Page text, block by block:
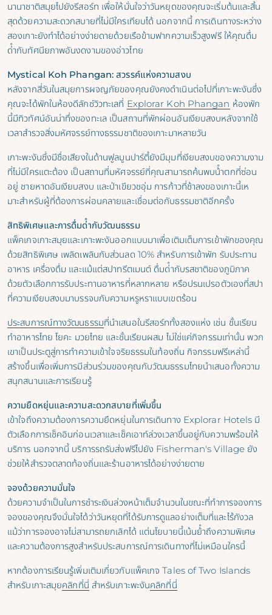
นานาชาติสมุยไปยังรีสอร์ท เพื่อให้มั่นใจว่าวันหยุดของคุณจะเริ่มต้นและสิ้น
สุดด้วยความสะดวกสบายที่ไม่มีใครเทียบได้ นอกจากนี้ การเดินทางระหว่าง
สองเกาะยังทําได้อย่างง่ายดายด้วยเรือข้ามฟากความเร็วสูงฟรี ให้คุณดื่ม
ด่ํากับทัศนียภาพอันงดงามของอ่าวไทย
Mystical Koh Phangan: สวรรค์แห่งความสงบ
หลังจากสี่วันในสมุยการผจญภัยของคุณยังคงดําเนินต่อไปที่เกาะพะงันซึ่ง
คุณจะได้พักในห้องดีลักซ์วิวทะเลที่ Explorar Koh Phangan ห้องพัก
นี้มีทิวทัศน์อันน่าทึ่งของทะเล เป็นสถานที่พักผ่อนอันเงียบสงบหลังจากใช้
เวลาสํารวจสิ่งมหัศจรรย์ทางธรรมชาติของเกาะมาหลายวัน
เกาะพะงันซึ่งมีชื่อเสียงในด้านฟูลมูนปาร์ตี้ยังมีมุมที่เงียบสงบของความงาม
ที่ไม่มีใครแตะต้อง เป็นสถานที่มหัศจรรย์ที่คุณสามารถค้นพบน้ําตกที่ซ่อน
อยู่ ชายหาดอันเงียบสงบ และป่าเขียวชอุ่ม การก้าวที่ช้าลงของเกาะนี้เห
มาะสําหรับผู้ที่ต้องการผ่อนคลายและเชื่อมต่อกับธรรมชาติอีกครั้ง
สิทธิพิเศษและการดื่มด่ํากับวัฒนธรรม
แพ็คเกจเกาะสมุยและเกาะพะงันออกแบบมาเพื่อเติมเต็มการเข้าพักของคุณ
ด้วยสิทธิพิเศษ เพลิดเพลินกับส่วนลด 10% สําหรับการเข้าพัก รับประทาน
อาหาร เครื่องดื่ม และแม้แต่สปาทรีตเมนต์ ดื่มด่ํากับรสชาติของภูมิภาค
ด้วยตัวเลือกการรับประทานอาหารที่หลากหลาย หรือปรนเปรอตัวเองที่สปา
ที่ความเงียบสงบมาบรรจบกับความหรูหราแบบเขตร้อน
ประสบการณ์ทางวัฒนธรรมที่นําเสนอในรีสอร์ททั้งสองแห่ง เช่น ชั้นเรียน
ทําอาหารไทย โยคะ มวยไทย และชั้นเรียนผสม ไม่ใช่แค่กิจกรรมเท่านั้น พวก
เขาเป็นประตูสู่การทําความเข้าใจจริยธรรมในท้องถิ่น กิจกรรมฟรีเหล่านี้
สร้างขึ้นเพื่อเพิ่มการมีส่วนร่วมของคุณกับวัฒนธรรมไทยนําเสนอทั้งความ
สนุกสนานและการเรียนรู้
ความยืดหยุ่นและความสะดวกสบายที่เพิ่มขึ้น
เข้าใจถึงความต้องการความยืดหยุ่นในการเดินทาง Explorar Hotels มี
ตัวเลือกการเช็คอินก่อนเวลาและเช็คเอาท์ล่วงเวลาขึ้นอยู่กับความพร้อมให้
บริการ นอกจากนี้ บริการรถรับส่งฟรีไปยัง Fisherman's Village ยัง
ช่วยให้สํารวจตลาดท้องถิ่นและร้านอาหารได้อย่างง่ายดาย
จองด้วยความมั่นใจ
ด้วยความจําเป็นในการชําระเงินล่วงหน้าเต็มจํานวนในขณะที่ทําการจองการ
จองของคุณจึงมั่นใจได้ว่าวันหยุดที่ได้รับการดูแลอย่างเต็มที่และไร้กังวล
แม้ว่าการจองอาจไม่สามารถยกเลิกได้ แต่นโยบายนี้เน้นย้ําถึงความพิเศษ
และความต้องการสูงสําหรับประสบการณ์การเดินทางที่ไม่เหมือนใครนี้
หากต้องการเรียนรู้เพิ่มเติมเกี่ยวกับแพ็คเกจ Tales of Two Islands
สําหรับเกาะสมุยคลิกที่นี่ สําหรับเกาะพะงันคลิกที่นี่